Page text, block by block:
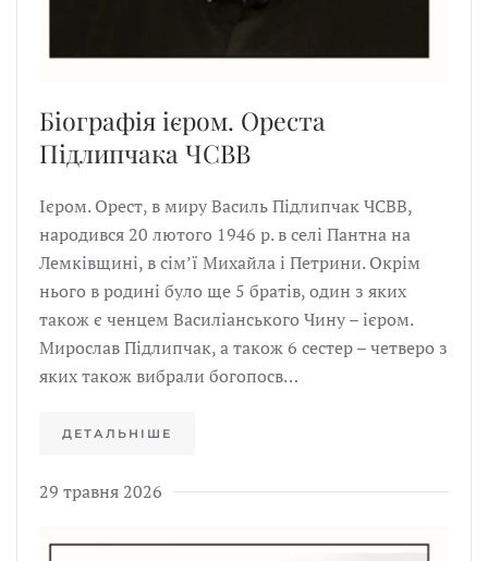
Біографія ієром. Ореста
Підлипчака ЧСВВ
Ієром. Орест, в миру Василь Підлипчак ЧСВВ,
народився 20 лютого 1946 р. в селі Пантна на
Лемківщині, в сім’ї Михайла і Петрини. Окрім
нього в родині було ще 5 братів, один з яких
також є ченцем Василіанського Чину – ієром.
Мирослав Підлипчак, а також 6 сестер – четверо з
яких також вибрали богопосв…
ДЕТАЛЬНІШЕ
29 травня 2026